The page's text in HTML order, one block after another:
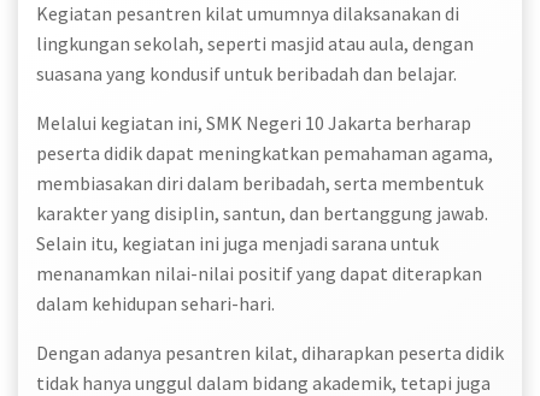
Kegiatan pesantren kilat umumnya dilaksanakan di
lingkungan sekolah, seperti masjid atau aula, dengan
suasana yang kondusif untuk beribadah dan belajar.
Melalui kegiatan ini, SMK Negeri 10 Jakarta berharap
peserta didik dapat meningkatkan pemahaman agama,
membiasakan diri dalam beribadah, serta membentuk
karakter yang disiplin, santun, dan bertanggung jawab.
Selain itu, kegiatan ini juga menjadi sarana untuk
menanamkan nilai-nilai positif yang dapat diterapkan
dalam kehidupan sehari-hari.
Dengan adanya pesantren kilat, diharapkan peserta didik
tidak hanya unggul dalam bidang akademik, tetapi juga